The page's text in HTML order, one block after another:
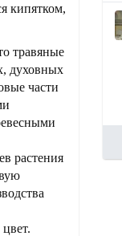
кипятком,
травяные
духовных
части
растения